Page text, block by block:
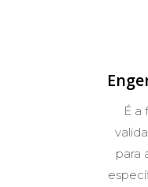
É a
para